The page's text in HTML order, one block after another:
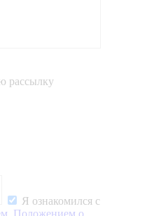
рассылку
Я ознакомился с
Положением о